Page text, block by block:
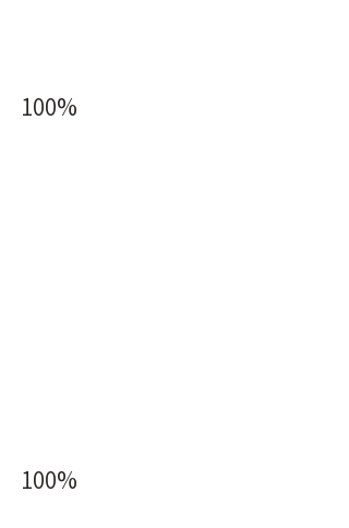
100%
100%